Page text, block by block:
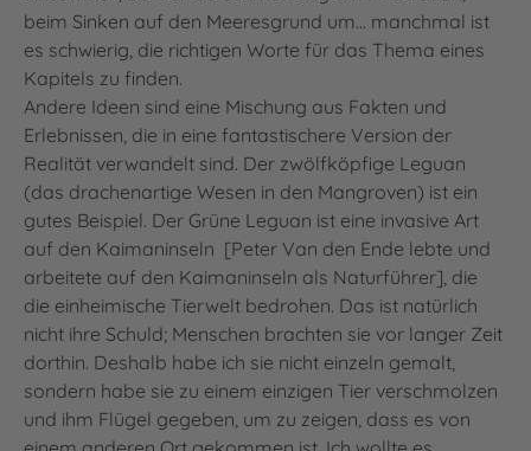
beim Sinken auf den Meeresgrund um… manchmal ist
es schwierig, die richtigen Worte für das Thema eines
Kapitels zu finden.
Andere Ideen sind eine Mischung aus Fakten und
Erlebnissen, die in eine fantastischere Version der
Realität verwandelt sind. Der zwölfköpfige Leguan
(das drachenartige Wesen in den Mangroven) ist ein
gutes Beispiel. Der Grüne Leguan ist eine invasive Art
auf den Kaimaninseln [Peter Van den Ende lebte und
arbeitete auf den Kaimaninseln als Naturführer], die
die einheimische Tierwelt bedrohen. Das ist natürlich
nicht ihre Schuld; Menschen brachten sie vor langer Zeit
dorthin. Deshalb habe ich sie nicht einzeln gemalt,
sondern habe sie zu einem einzigen Tier verschmolzen
und ihm Flügel gegeben, um zu zeigen, dass es von